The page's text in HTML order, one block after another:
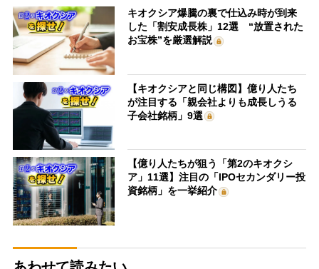
キオクシア爆騰の裏で仕込み時が到来
した「割安成長株」12選 “放置された
お宝株”を厳選解説
【キオクシアと同じ構図】億り人たち
が注目する「親会社よりも成長しうる
子会社銘柄」9選
【億り人たちが狙う「第2のキオクシ
ア」11選】注目の「IPOセカンダリー投
資銘柄」を一挙紹介